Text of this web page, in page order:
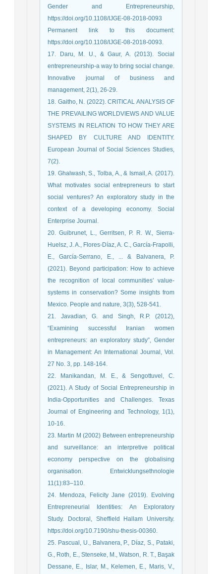
Gender and Entrepreneurship,
https://doi.org/10.1108/IJGE-08-2018-0093
Permanent link to this document:
https://doi.org/10.1108/IJGE-08-2018-0093.
17. Daru, M. U., & Gaur, A. (2013). Social
entrepreneurship-a way to bring social change.
Innovative journal of business and
management, 2(1), 26-29.
18. Gaitho, N. (2022). CRITICAL ANALYSIS OF
THE PREVAILING WORLDVIEWS AND VALUE
SYSTEMS IN RELATION TO HOW THEY ARE
SHAPED BY CULTURE AND IDENTITY.
European Journal of Social Sciences Studies,
7(2).
19. Ghalwash, S., Tolba, A., & Ismail, A. (2017).
What motivates social entrepreneurs to start
social ventures? An exploratory study in the
context of a developing economy. Social
Enterprise Journal.
20. Guibrunet, L., Gerritsen, P. R. W., Sierra‐
Huelsz, J. A., Flores‐Díaz, A. C., García‐Frapolli,
E., García‐Serrano, E., ... & Balvanera, P.
(2021). Beyond participation: How to achieve
the recognition of local communities’ value‐
systems in conservation? Some insights from
Mexico. People and nature, 3(3), 528-541.
21. Javadian, G. and Singh, R.P. (2012),
“Examining successful Iranian women
entrepreneurs: an exploratory study”, Gender
in Management: An International Journal, Vol.
27 No. 3, pp. 148-164.
22. Manikandan, M. E., & Sengottuvel, C.
(2021). A Study of Social Entrepreneurship in
India-Opportunities and Challenges. Texas
Journal of Engineering and Technology, 1(1),
10-16.
23. Martin M (2002) Between entrepreneurship
and surveillance: an interpretive political
economy perspective on the globalising
organisation. Entwicklungsethnologie
11(1):83–110.
24. Mendoza, Felicity Jane (2019). Evolving
Entrepreneurial Identities: An Exploratory
Study. Doctoral, Sheffield Hallam University.
https://doi.org/10.7190/shu-thesis-00360.
25. Pascual, U., Balvanera, P., Díaz, S., Pataki,
G., Roth, E., Stenseke, M., Watson, R. T., Başak
Dessane, E., Islar, M., Kelemen, E., Maris, V.,